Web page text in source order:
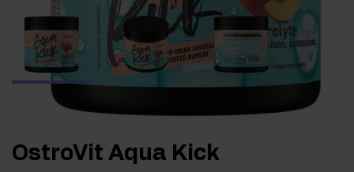
OstroVit Aqua Kick